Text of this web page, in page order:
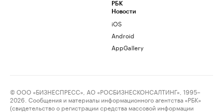
РБК
Новости
iOS
Android
AppGallery
© ООО «БИЗНЕСПРЕСС», АО «РОСБИЗНЕСКОНСАЛТИНГ», 1995–
2026. Сообщения и материалы информационного агентства «РБК»
(свидетельство о регистрации средства массовой информации